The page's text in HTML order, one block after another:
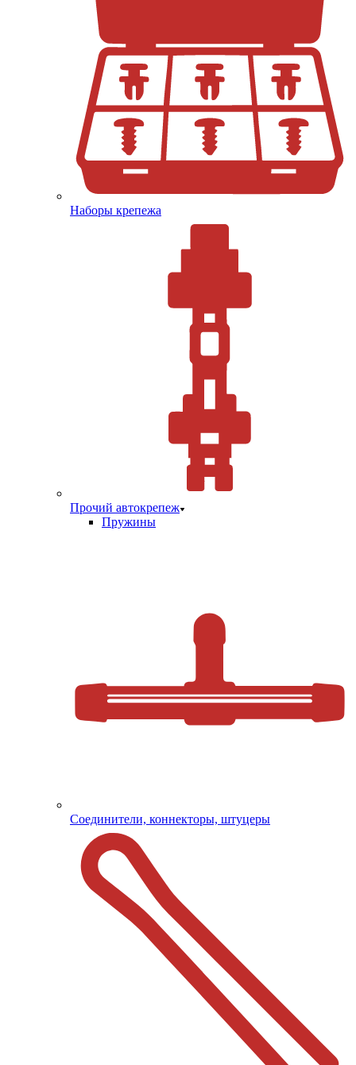
Наборы крепежа
Прочий автокрепеж
Пружины
Соединители, коннекторы, штуцеры